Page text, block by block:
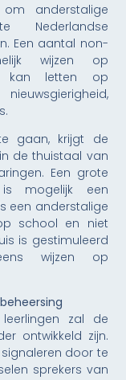
anderstalige
Nederlandse
Een aantal non-
wijzen op
kan letten op
gaan, krijgt de
de thuistaal van
Een grote
mogelijk een
een anderstalige
school en niet
is gestimuleerd
wijzen op
zal de
ontwikkeld zijn.
door te
sprekers van